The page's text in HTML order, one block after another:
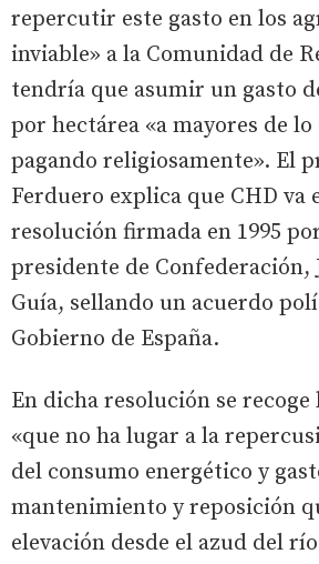
repercutir este gasto en los
inviable» a la Comunidad de
tendría que asumir un gasto
por hectárea «a mayores de lo
pagando religiosamente». El
Ferduero explica que CHD va
resolución firmada en 1995
presidente de Confederación,
Guía, sellando un acuerdo
Gobierno de España.
En dicha resolución se
«que no ha lugar a la
del consumo energético y
mantenimiento y reposición
elevación desde el azud del